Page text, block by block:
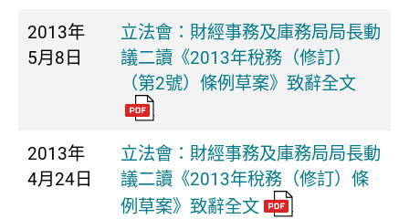
2013年
5月8日
立法會：財經事務及庫務局局長動
議二讀《2013年稅務（修訂）
（第2號）條例草案》致辭全文
2013年
4月24日
立法會：財經事務及庫務局局長動
議二讀《2013年稅務（修訂）條
例草案》致辭全文